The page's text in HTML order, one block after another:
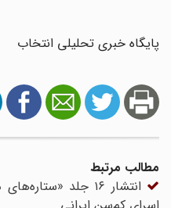
پایگاه خبری تحلیلی انتخاب
مطالب مرتبط
انتشار ۱۶ جلد